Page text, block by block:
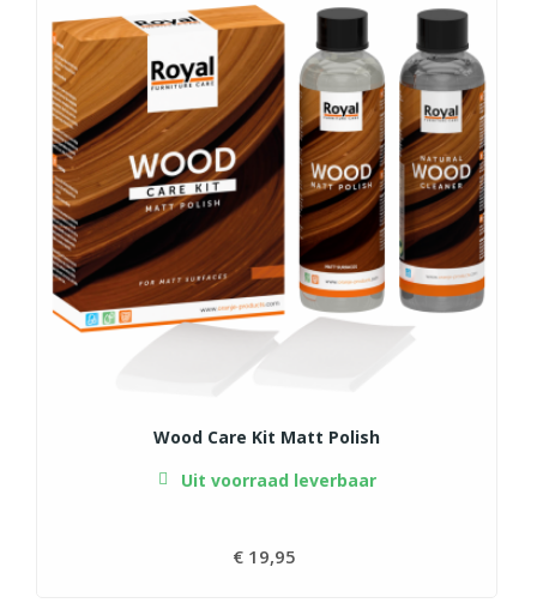
Wood Care Kit Matt Polish
Uit voorraad leverbaar
€ 19,95